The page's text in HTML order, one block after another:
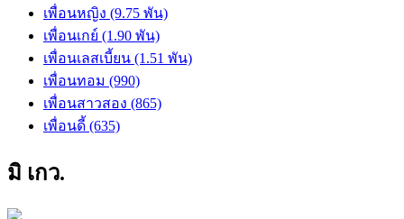
เพื่อนหญิง (9.75 พัน)
เพื่อนเกย์ (1.90 พัน)
เพื่อนเลสเบี้ยน (1.51 พัน)
เพื่อนทอม (990)
เพื่อนสาวสอง (865)
เพื่อนดี้ (635)
มิ เกว.